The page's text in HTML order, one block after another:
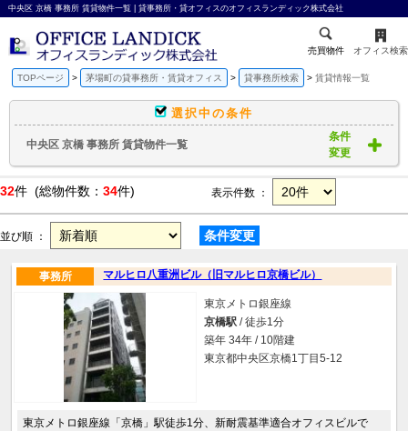
中央区 京橋 事務所 賃貸物件一覧 | 貸事務所・貸オフィスのオフィスランディック株式会社
売買物件 オフィス検索
TOPページ 茅場町の貸事務所・賃貸オフィス 貸事務所検索 賃貸情報一覧
選択中の条件
中央区 京橋 事務所 賃貸物件一覧
条件
変更
32件 (総物件数： 34件) 表示件数 ：
並び順 ： 条件変更
マルヒロ八重洲ビル（旧マルヒロ京橋ビル）
事務所
東京メトロ銀座線
京橋駅 / 徒歩1分
築年 34年 / 10階建
東京都中央区京橋1丁目5-12
東京メトロ銀座線「京橋」駅徒歩1分、新耐震基準適合オフィスビルで